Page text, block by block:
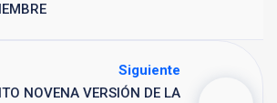
Siguiente
NOVENA VERSIÓN DE LA